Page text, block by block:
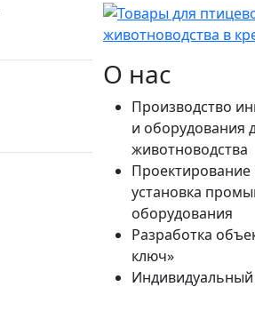
О нас
Производство
и оборудования
животноводства
Проектирование
установка
оборудования
Разработка
ключ»